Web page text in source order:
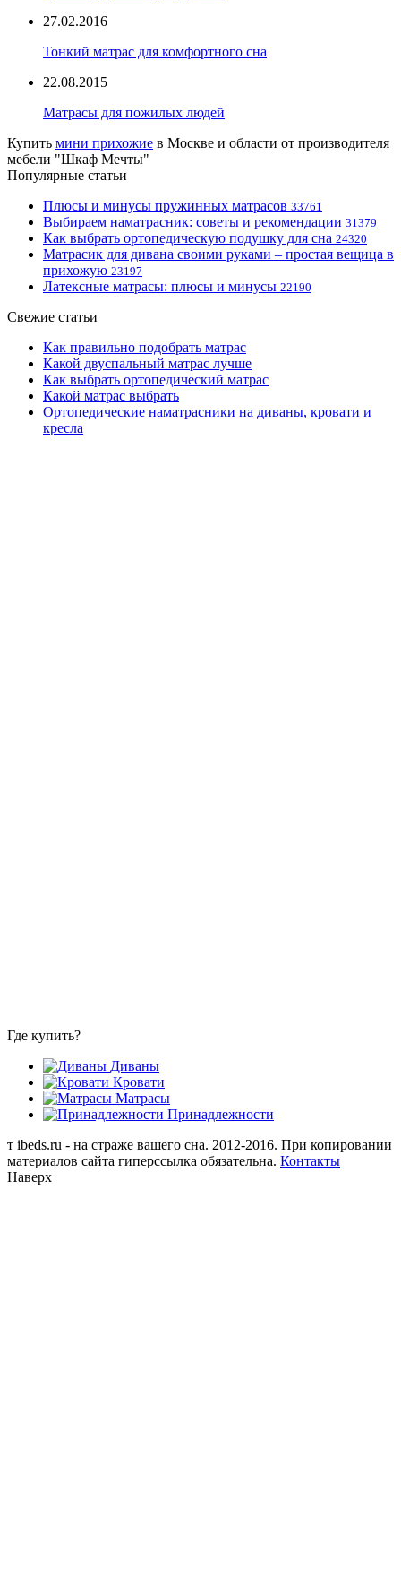
27.02.2016
Тонкий матрас для комфортного сна
22.08.2015
Матрасы для пожилых людей
Купить мини прихожие в Москве и области от производителя
мебели "Шкаф Мечты"
Популярные статьи
Плюсы и минусы пружинных матрасов 33761
Выбираем наматрасник: советы и рекомендации 31379
Как выбрать ортопедическую подушку для сна 24320
Матрасик для дивана своими руками – простая вещица в
прихожую 23197
Латексные матрасы: плюсы и минусы 22190
Свежие статьи
Как правильно подобрать матрас
Какой двуспальный матрас лучше
Как выбрать ортопедический матрас
Какой матрас выбрать
Ортопедические наматрасники на диваны, кровати и
кресла
Где купить?
Диваны
Кровати
Матрасы
Принадлежности
т ibeds.ru - на страже вашего сна. 2012-2016. При копировании
материалов сайта гиперссылка обязательна. Контакты
Наверх